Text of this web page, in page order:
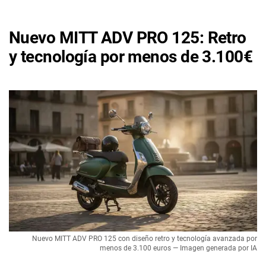
Nuevo MITT ADV PRO 125: Retro
y tecnología por menos de 3.100€
Nuevo MITT ADV PRO 125 con diseño retro y tecnología avanzada por
menos de 3.100 euros — Imagen generada por IA